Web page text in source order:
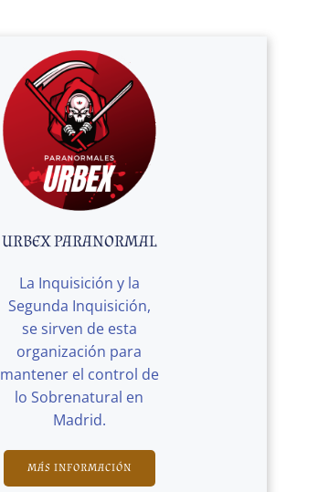
URBEX PARANORMAL
La Inquisición y la
Segunda Inquisición,
se sirven de esta
organización para
mantener el control de
lo Sobrenatural en
Madrid.
MÁS INFORMACIÓN